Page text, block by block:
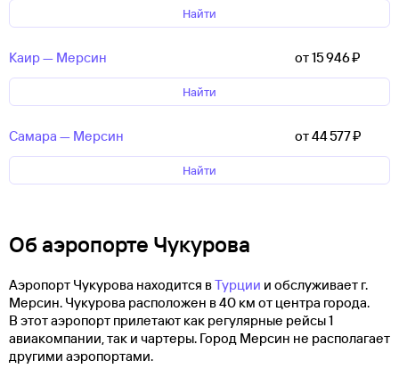
Найти
Каир — Мерсин от 15 ⁠946 ⁠₽
Найти
Самара — Мерсин от 44 ⁠577 ⁠₽
Найти
Об аэропорте Чукурова
Аэропорт Чукурова находится вТурции и обслуживает г.
Мерсин. Чукурова расположен в 40 км от центра города.
В этот аэропорт прилетают как регулярные рейсы 1
авиакомпании, так и чартеры. Город Мерсин не располагает
другими аэропортами.